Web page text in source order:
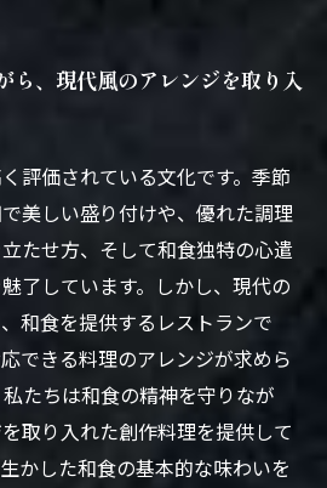
ら、現代風のアレンジを取り入
評価されている文化です。季節
美しい盛り付けや、優れた調理
たせ方、そして和食独特の心遣
了しています。しかし、現代の
和食を提供するレストランで
できる料理のアレンジが求めら
たちは和食の精神を守りなが
取り入れた創作料理を提供して
かした和食の基本的な味わいを